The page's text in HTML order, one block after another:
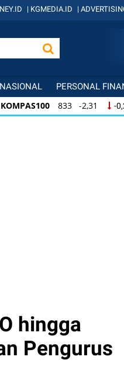
| KGMEDIA.ID |
PERSONAL
KOMPAS100 833 -2,31 -
833 -2,31 -
hingga
Pengurus